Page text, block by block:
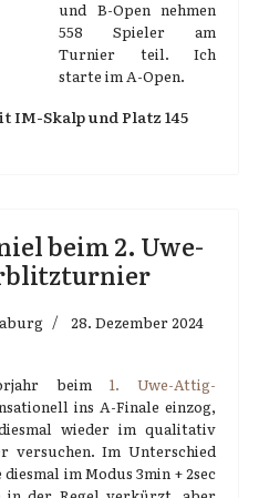
und B-Open nehmen
558 Spieler am
Turnier teil. Ich
starte im A-Open.
IM-Skalp und Platz 145
beim 2. Uwe-
28. Dezember 2024
beim 1. Uwe-Attig-
ins A-Finale einzog,
wieder im qualitativ
versuchen. Im Unterschied
im Modus 3min + 2sec